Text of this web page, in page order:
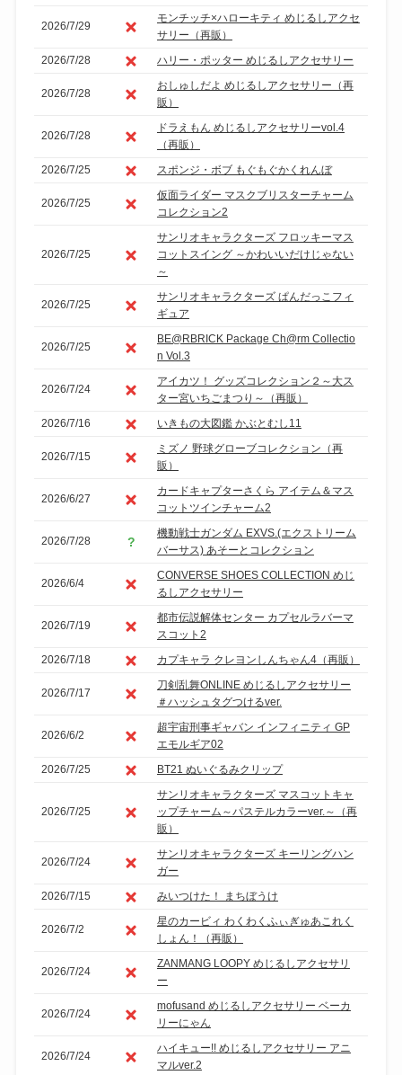
2026/7/29
モンチッチ×ハローキティ めじるしアクセ
サリー（再販）
2026/7/28
ハリー・ポッター めじるしアクセサリー
2026/7/28
おしゅしだよ めじるしアクセサリー（再
販）
2026/7/28
ドラえもん めじるしアクセサリーvol.4
（再販）
2026/7/25
スポンジ・ボブ もぐもぐかくれんぼ
2026/7/25
仮面ライダー マスクブリスターチャーム
コレクション2
2026/7/25
サンリオキャラクターズ フロッキーマス
コットスイング ～かわいいだけじゃない
～
2026/7/25
サンリオキャラクターズ ぱんだっこフィ
ギュア
2026/7/25
BE@RBRICK Package Ch@rm Collectio
n Vol.3
2026/7/24
アイカツ！ グッズコレクション２～大ス
ター宮いちごまつり～（再販）
2026/7/16
いきもの大図鑑 かぶとむし11
2026/7/15
ミズノ 野球グローブコレクション（再
販）
2026/6/27
カードキャプターさくら アイテム＆マス
コットツインチャーム2
2026/7/28
機動戦士ガンダム EXVS.(エクストリーム
バーサス) あそーとコレクション
2026/6/4
CONVERSE SHOES COLLECTION めじ
るしアクセサリー
2026/7/19
都市伝説解体センター カプセルラバーマ
スコット2
2026/7/18
カプキャラ クレヨンしんちゃん4（再販）
2026/7/17
刀剣乱舞ONLINE めじるしアクセサリー
＃ハッシュタグつけるver.
2026/6/2
超宇宙刑事ギャバン インフィニティ GP
エモルギア02
2026/7/25
BT21 ぬいぐるみクリップ
2026/7/25
サンリオキャラクターズ マスコットキャ
ップチャーム～パステルカラーver.～（再
販）
2026/7/24
サンリオキャラクターズ キーリングハン
ガー
2026/7/15
みいつけた！ まちぼうけ
2026/7/2
星のカービィ わくわくふぃぎゅあこれく
しょん！（再販）
2026/7/24
ZANMANG LOOPY めじるしアクセサリ
ー
2026/7/24
mofusand めじるしアクセサリー ベーカ
リーにゃん
2026/7/24
ハイキュー!! めじるしアクセサリー アニ
マルver.2